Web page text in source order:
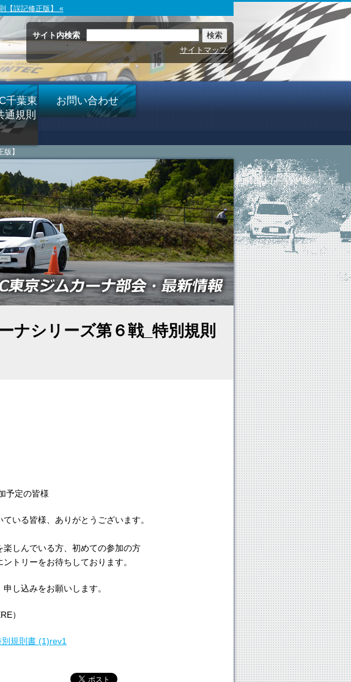
【誤記修正版】 «
サイト内検索
サイトマップ
千葉東
通規則
お問い合わせ
】
ナシリーズ第６戦_特別規則
予定の皆様
いる皆様、ありがとうございます。
しんでいる方、初めての参加の方
トリーをお待ちしております。
し込みをお願いします。
）
規則書 (1)rev1